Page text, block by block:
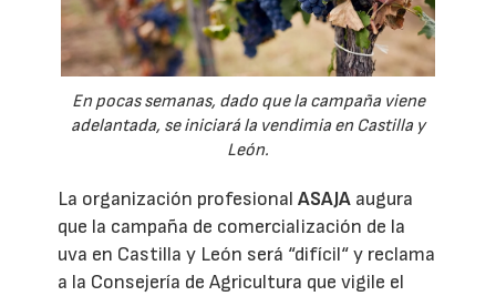
En pocas semanas, dado que la campaña viene
adelantada, se iniciará la vendimia en Castilla y
León.
La organización profesionalASAJA augura
que la campaña de comercialización de la
uva en Castilla y León será “difícil“ y reclama
a la Consejería de Agricultura que vigile el